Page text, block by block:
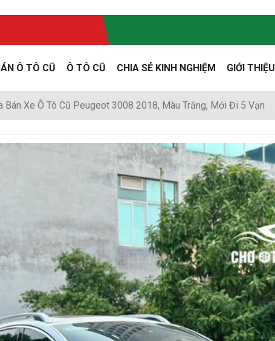
Ô TÔ CŨ Ô TÔ CŨ CHIA SẺ KINH NGHIỆM GIỚI THIỆU
Bán Xe Ô Tô Cũ Peugeot 3008 2018, Màu Trắng, Mới Đi 5 Vạn